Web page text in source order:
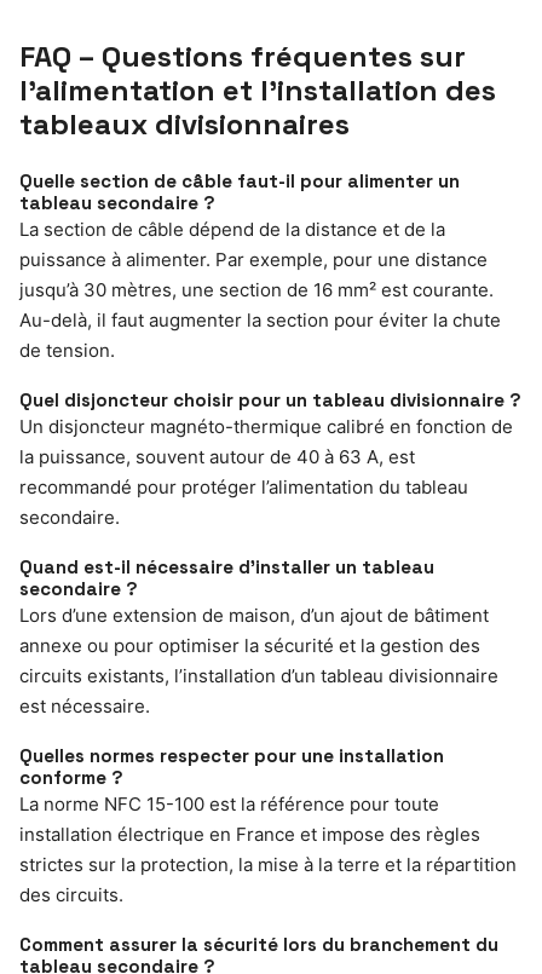
FAQ – Questions fréquentes sur
l’alimentation et l’installation des
tableaux divisionnaires
Quelle section de câble faut-il pour alimenter un
tableau secondaire ?
La section de câble dépend de la distance et de la
puissance à alimenter. Par exemple, pour une distance
jusqu’à 30 mètres, une section de 16 mm² est courante.
Au-delà, il faut augmenter la section pour éviter la chute
de tension.
Quel disjoncteur choisir pour un tableau divisionnaire ?
Un disjoncteur magnéto-thermique calibré en fonction de
la puissance, souvent autour de 40 à 63 A, est
recommandé pour protéger l’alimentation du tableau
secondaire.
Quand est-il nécessaire d’installer un tableau
secondaire ?
Lors d’une extension de maison, d’un ajout de bâtiment
annexe ou pour optimiser la sécurité et la gestion des
circuits existants, l’installation d’un tableau divisionnaire
est nécessaire.
Quelles normes respecter pour une installation
conforme ?
La norme NFC 15-100 est la référence pour toute
installation électrique en France et impose des règles
strictes sur la protection, la mise à la terre et la répartition
des circuits.
Comment assurer la sécurité lors du branchement du
tableau secondaire ?